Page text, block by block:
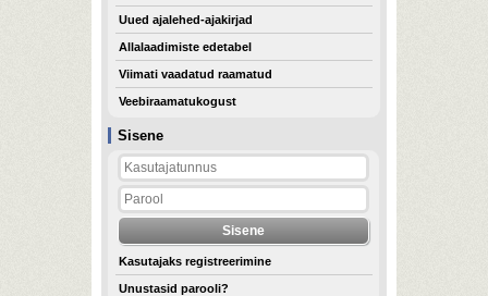
Sisene
Kasutajaks registreerimine
Unustasid parooli?
Uued ajalehed-ajakirjad
Allalaadimiste edetabel
Viimati vaadatud raamatud
Veebiraamatukogust